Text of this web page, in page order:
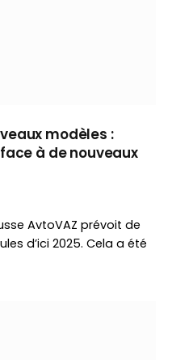
modèles :
à de nouveaux
AvtoVAZ prévoit de
d’ici 2025. Cela a été